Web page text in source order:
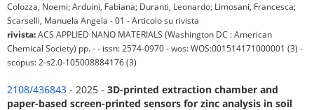
Colozza, Noemi; Arduini, Fabiana; Duranti, Leonardo; Limosani, Francesca;
Scarselli, Manuela Angela - 01 - Articolo su rivista
rivista:ACS APPLIED NANO MATERIALS (Washington DC : American
Chemical Society) pp. - - issn: 2574-0970 - wos: WOS:001514171000001 (3) -
scopus: 2-s2.0-105008884176 (3)
2108/436843 - 2025 - 3D-printed extraction chamber and
paper-based screen-printed sensors for zinc analysis in soil